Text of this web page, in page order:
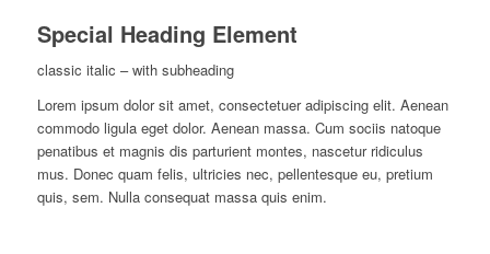
Special Heading Element
classic italic – with subheading
Lorem ipsum dolor sit amet, consectetuer adipiscing elit. Aenean
commodo ligula eget dolor. Aenean massa. Cum sociis natoque
penatibus et magnis dis parturient montes, nascetur ridiculus
mus. Donec quam felis, ultricies nec, pellentesque eu, pretium
quis, sem. Nulla consequat massa quis enim.